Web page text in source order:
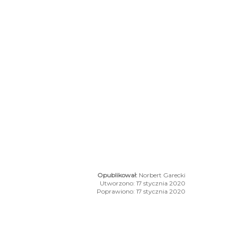
Norbert Garecki
Utworzono: 17 stycznia 2020
Poprawiono: 17 stycznia 2020